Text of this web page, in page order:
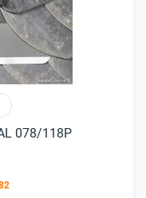
078/118P